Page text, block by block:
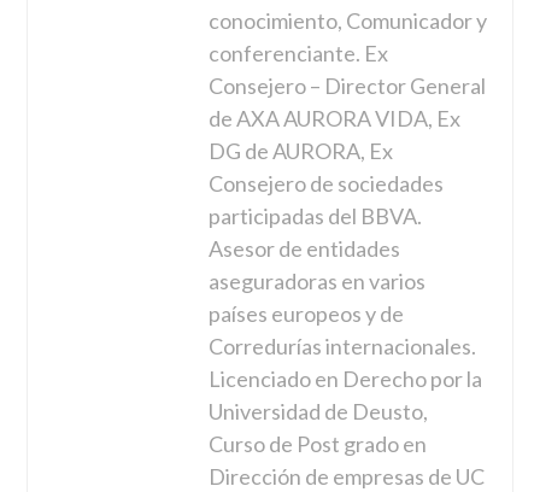
conocimiento, Comunicador y
conferenciante. Ex
Consejero – Director General
de AXA AURORA VIDA, Ex
DG de AURORA, Ex
Consejero de sociedades
participadas del BBVA.
Asesor de entidades
aseguradoras en varios
países europeos y de
Corredurías internacionales.
Licenciado en Derecho por la
Universidad de Deusto,
Curso de Post grado en
Dirección de empresas de UC